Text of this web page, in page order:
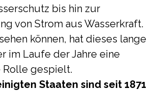
bis hin zur
von Strom aus Wasserkraft.
können, hat dieses lange
im Laufe der Jahre eine
gespielt.
Staaten sind seit 1871